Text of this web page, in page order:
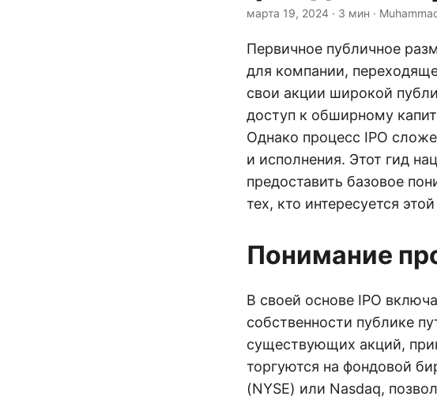
марта 19, 2024 · 3 мин ·
Первичное публичное
для компании,
свои акции широкой
доступ к обширному
Однако процесс IPO
и исполнения. Этот гид
предоставить базовое
тех, кто интересуется
Понимание
В своей основе IPO
собственности публике
существующих акций,
торгуются на фондовой
(NYSE) или Nasdaq,